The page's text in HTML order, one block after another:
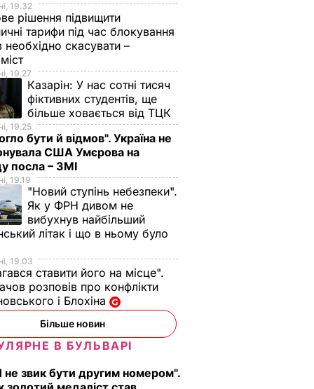
про
– іТіну Кароль, яка
"вперше за життя
розслабилась і
викликали на допит.
19.32
рішення підвищити
тарифи під час блокування
необхідно скасувати –
19.27
Казарін: У нас сотні тисяч
фіктивних студентів, ще
більше ховається від ТЦК
19.25
бути й відмов". Україна не
США Умєрова на
посла – ЗМІ
19.19
"Новий ступінь небезпеки".
Як у ФРН дивом не
вибухнув найбільший
літак і що в ньому було
19.03
ставити його на місце".
розповів про конфлікти
і Блохіна
Більше новин
В БУЛЬВАРІ
не звик бути другим номером".